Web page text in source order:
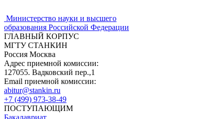
Министерство науки и высшего
образования Российской Федерации
ГЛАВНЫЙ КОРПУС
МГТУ СТАНКИН
Россия Москва
Адрес приемной комиссии:
127055. Вадковский пер.,1
Email приемной комиссии:
abitur@stankin.ru
+7 (499) 973-38-49
ПОСТУПАЮЩИМ
Бакалавриат